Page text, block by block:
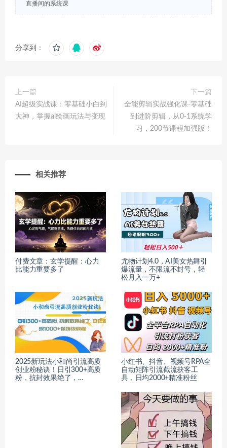
直播间的系统课
分享到：
上一篇
AI超级实战课：零基础小白到
大神，掌握ai绘画玩法与变现
下一篇
全能剪辑实战强化课-零基础
到进阶剪辑，从0-1系统学
习，200节课程加强版！
相关推荐
付费文章：玄学提醒：心力
比能力重要多了
尤物计划4.0，AI美女热舞引
爆流量，不限流不封号，轻
松月入一万+
2025新玩法小和尚引流高质
创业粉秘诀！日引300+高质
粉，抗封效果绝了，…
小红书、抖音、视频号RPA全
自动矩阵引流截流获客工
具，日均2000+精准粉丝